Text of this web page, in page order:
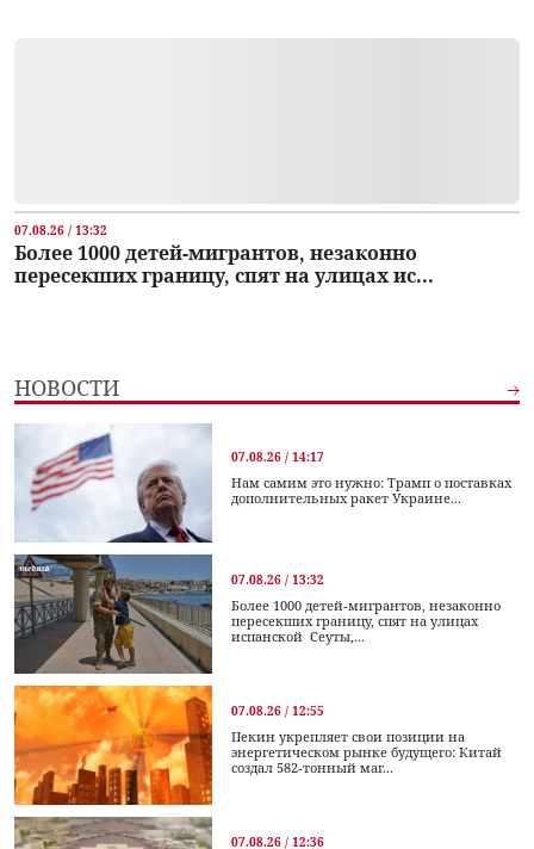
07.08.26 / 13:32
Более 1000 детей-мигрантов, незаконно
пересекших границу, спят на улицах ис...
НОВОСТИ
07.08.26 / 14:17
Нам самим это нужно: Трамп о поставках
дополнительных ракет Украине...
07.08.26 / 13:32
Более 1000 детей-мигрантов, незаконно
пересекших границу, спят на улицах
испанской Сеуты,...
07.08.26 / 12:55
Пекин укрепляет свои позиции на
энергетическом рынке будущего: Китай
создал 582-тонный маг...
07.08.26 / 12:36